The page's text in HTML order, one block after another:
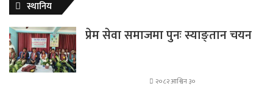
स्थानिय
प्रेम सेवा समाजमा पुनः स्याङ्तान चयन
२०८२ आश्विन ३०